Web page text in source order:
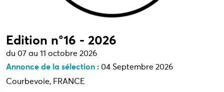
Edition n°16 - 2026
du 07 au 11 octobre 2026
Annonce de la sélection : 04 Septembre 2026
Courbevoie, FRANCE